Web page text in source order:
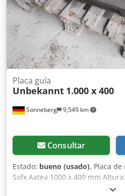
Sonneberg 9,549 km
Placa guía
Unbekannt 1.000 x 400
Consultar
Estado: bueno (usado), Placa
Sofx Aatea 1000 x 400 mm